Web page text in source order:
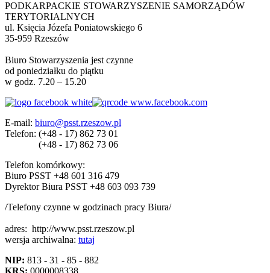
PODKARPACKIE STOWARZYSZENIE SAMORZĄDÓW
TERYTORIALNYCH
ul. Księcia Józefa Poniatowskiego 6
35-959 Rzeszów
Biuro Stowarzyszenia jest czynne
od poniedziałku do piątku
w godz. 7.20 – 15.20
E-mail: biuro@psst.rzeszow.pl
Telefon: (+48 - 17) 862 73 01
(+48 - 17) 862 73 06
Telefon komórkowy:
Biuro PSST +48 601 316 479
Dyrektor Biura PSST +48 603 093 739
/Telefony czynne w godzinach pracy Biura/
adres: http://www.psst.rzeszow.pl
wersja archiwalna: tutaj
NIP: 813 - 31 - 85 - 882